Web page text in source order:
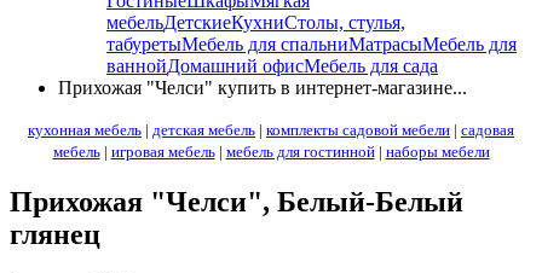
мебельДетскиеКухниСтолы, стулья,
табуретыМебель для спальниМатрасыМебель для
ваннойДомашний офисМебель для сада
Прихожая "Челси" купить в интернет-магазине...
кухонная мебель | детская мебель | комплекты садовой мебели | садовая
мебель| игровая мебель| мебель для гостинной| наборы мебели
Прихожая "Челси", Белый-Белый
глянец